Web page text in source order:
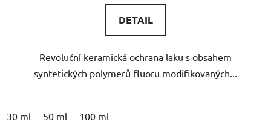
5,0
z
hvězdiček.
DETAIL
Revoluční keramická ochrana laku s obsahem
syntetických polymerů fluoru modifikovaných...
30 ml 50 ml 100 ml